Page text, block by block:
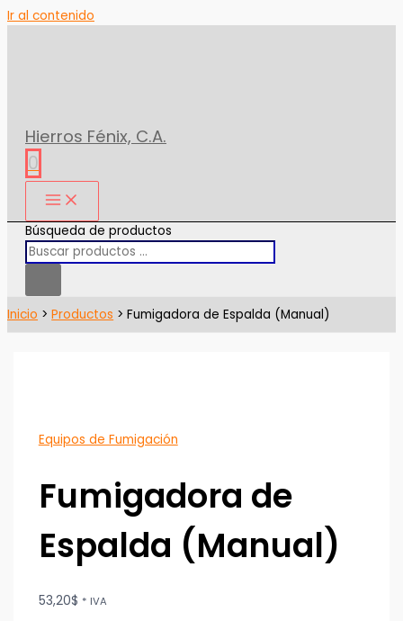
Ir al contenido
Hierros Fénix, C.A.
0
Búsqueda de productos
Inicio Productos Fumigadora de Espalda (Manual)
Equipos de Fumigación
Fumigadora de
Espalda (Manual)
53,20$ * IVA